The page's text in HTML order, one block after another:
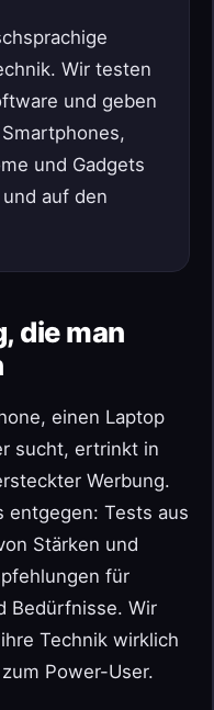
Wir testen
und geben
und Gadgets
auf den
die man
einen Laptop
sucht, ertrinkt in
Werbung.
entgegen: Tests aus
Stärken und
für
Bedürfnisse. Wir
Technik wirklich
Power-User.